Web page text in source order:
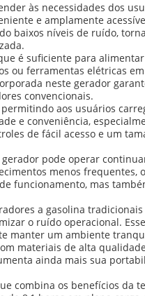
às necessidades dos
e amplamente
baixos níveis de ruído,
é suficiente para
ou ferramentas elétricas
neste gerador
convencionais.
permitindo aos usuários
e conveniência,
de fácil acesso e um
pode operar
menos frequentes,
funcionamento, mas
a gasolina
o ruído operacional.
manter um ambiente
materiais de alta
ainda mais sua
combina os benefícios da